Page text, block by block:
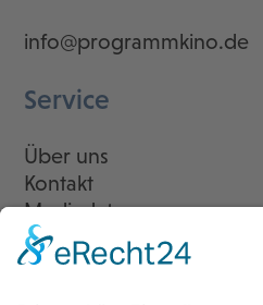
info@programmkino.de
Service
Über uns
Kontakt
Mediadaten
Newsletter
LogIn